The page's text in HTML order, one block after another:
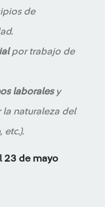
de
por trabajo de
laboralesy
la naturaleza del
etc.).
23 de mayo